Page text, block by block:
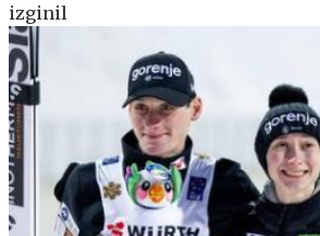
izginil